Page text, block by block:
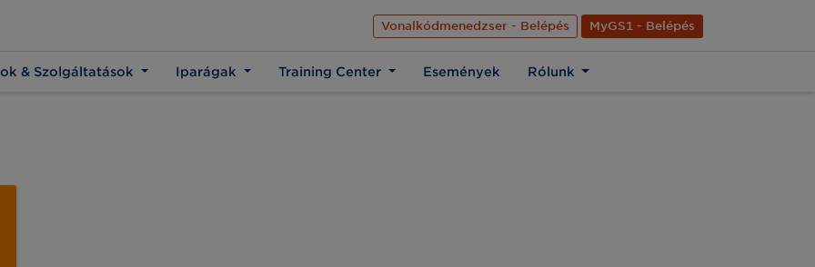
Az üzleti élet közös nyelve Hírek Kapcsolat Rólunk
EN
Vonalkódmenedzser - Belépés
MyGS1 - Belépés
& Szolgáltatások Iparágak Training Center Események Rólunk